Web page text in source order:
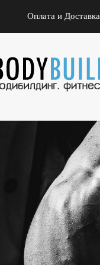
Оплата и Доставка